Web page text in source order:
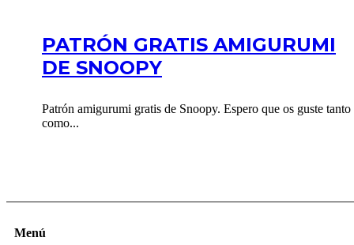
PATRÓN GRATIS AMIGURUMI
DE SNOOPY
Patrón amigurumi gratis de Snoopy. Espero que os guste tanto
como...
Menú